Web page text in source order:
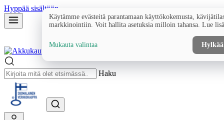
Hyppää sisältöön
Haku
Käytämme evästeitä parantamaan käyttökokemusta,
markkinointiin. Voit hallita asetuksia milloin tahansa. Lue
Mukauta valintaa Hylkää